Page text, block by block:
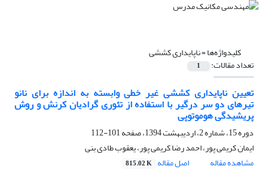
کلیدواژه‌ها =ناپایداری کششی
تعداد مقالات: 1
تعیین ناپایداری کششی غیر خطی وابسته به ‌اندازه برای نانو
تیرهای دو سر درگیر با استفاده از تئوری گرادیان کرنش و روش
پریشیدگی هوموتوپی
دوره 15، شماره 2، اردیبهشت 1394، صفحه
101-112
ایمان کریمی پور، احمد رضا کریمی پور، یعقوب طادی بنی
مشاهده مقاله
اصل مقاله 815.02 K